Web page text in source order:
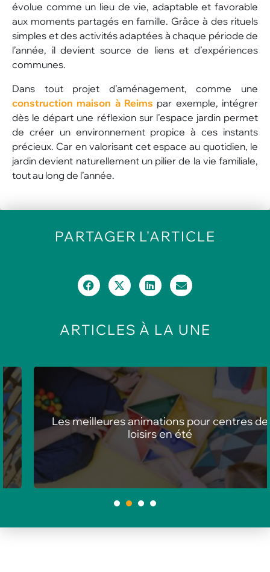
évolue comme un lieu de vie, adaptable et favorable
aux moments partagés en famille. Grâce à des rituels
simples et des activités adaptées à chaque période de
l’année, il devient source de liens et d’expériences
communes.
Dans tout projet d’aménagement, comme une
construction maison à Reims par exemple, intégrer
dès le départ une réflexion sur l’espace jardin permet
de créer un environnement propice à ces instants
précieux. Car en valorisant cet espace au quotidien, le
jardin devient naturellement un pilier de la vie familiale,
tout au long de l’année.
PARTAGER L'ARTICLE
ARTICLES À LA UNE
Les meilleures animations pour centres de
loisirs en été